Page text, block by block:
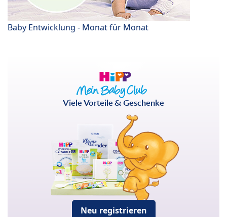
Baby Entwicklung - Monat für Monat
Viele Vorteile & Geschenke
Neu registrieren